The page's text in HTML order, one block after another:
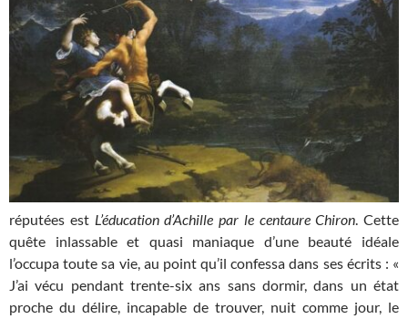
réputées est L’éducation d’Achille par le centaure Chiron. Cette
quête inlassable et quasi maniaque d’une beauté idéale
l’occupa toute sa vie, au point qu’il confessa dans ses écrits : «
J’ai vécu pendant trente-six ans sans dormir, dans un état
proche du délire, incapable de trouver, nuit comme jour, le